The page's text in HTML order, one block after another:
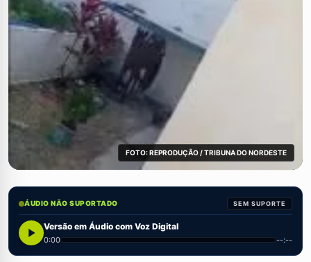
FOTO: REPRODUÇÃO / TRIBUNA DO NORDESTE
ÁUDIO NÃO SUPORTADO SEM SUPORTE
Versão em Áudio com Voz Digital
0:00 --:--